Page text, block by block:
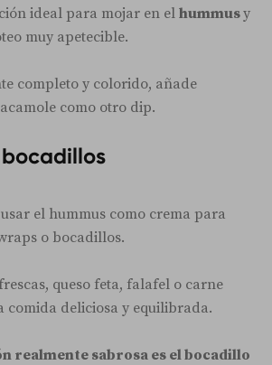
ideal para mojar en el hummusy
muy apetecible.
completo y colorido, añade
como otro dip.
el hummus como crema para
o bocadillos.
queso feta, falafel o carne
comida deliciosa y equilibrada.
realmente sabrosa es el bocadillo